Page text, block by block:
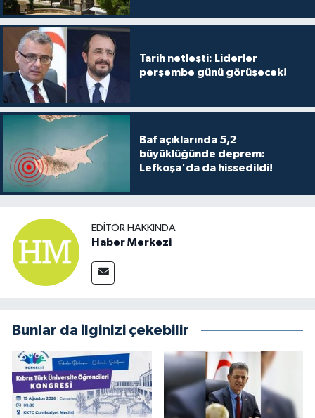
Tarih netleşti: Liderler
perşembe günü görüşecek!
Baf açıklarında 5,2
büyüklüğünde deprem:
Lefkoşa'da da hissedildi!
EDITÖR HAKKINDA
Haber Merkezi
Bunlar da ilginizi çekebilir